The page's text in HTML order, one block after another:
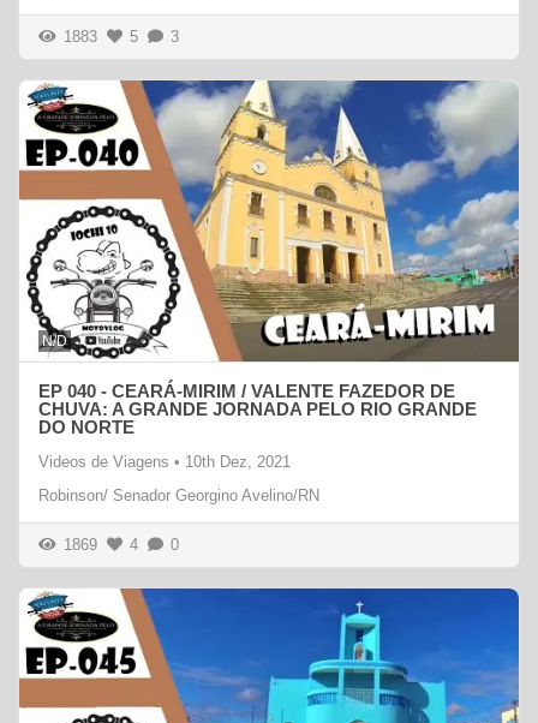
1883 5 3
N/D
EP 040 - CEARÁ-MIRIM / VALENTE FAZEDOR DE
CHUVA: A GRANDE JORNADA PELO RIO GRANDE
DO NORTE
Videos de Viagens • 10th Dez, 2021
Robinson/ Senador Georgino Avelino/RN
1869 4 0